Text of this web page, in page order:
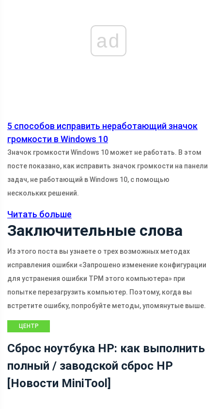
ad
5 способов исправить неработающий значок
громкости в Windows 10
Значок громкости Windows 10 может не работать. В этом
посте показано, как исправить значок громкости на панели
задач, не работающий в Windows 10, с помощью
нескольких решений.
Читать больше
Заключительные слова
Из этого поста вы узнаете о трех возможных методах
исправления ошибки «Запрошено изменение конфигурации
для устранения ошибки TPM этого компьютера» при
попытке перезагрузить компьютер. Поэтому, когда вы
встретите ошибку, попробуйте методы, упомянутые выше.
ЦЕНТР
MINITOOL
Сброс ноутбука HP: как выполнить
полный / заводской сброс HP
[Новости MiniTool]